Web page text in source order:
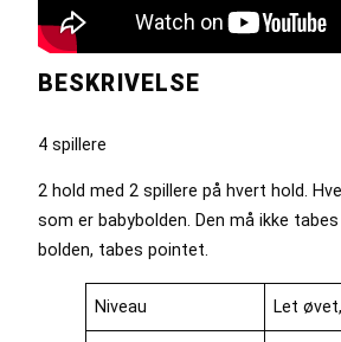
BESKRIVELSE
4 spillere
2 hold med 2 spillere på hvert hold.
som er babybolden. Den må ikke
bolden, tabes pointet.
Niveau Let